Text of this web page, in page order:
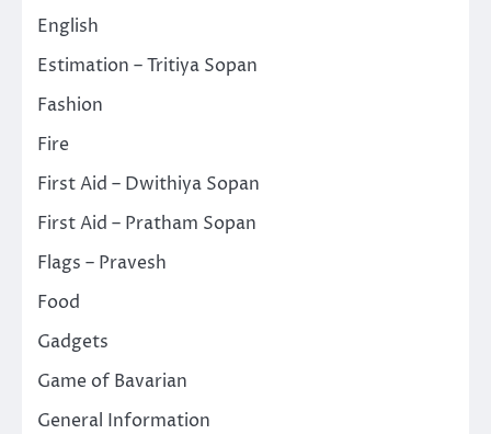
English
Estimation – Tritiya Sopan
Fashion
Fire
First Aid – Dwithiya Sopan
First Aid – Pratham Sopan
Flags – Pravesh
Food
Gadgets
Game of Bavarian
General Information